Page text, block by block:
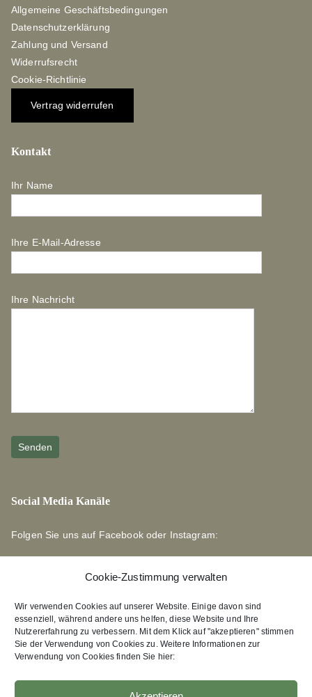
Cookie-Zustimmung verwalten
Wir verwenden Cookies auf unserer Website. Einige davon sind
essenziell, während andere uns helfen, diese Website und Ihre
Nutzererfahrung zu verbessern. Mit dem Klick auf "akzeptieren" stimmen
Sie der Verwendung von Cookies zu. Weitere Informationen zur
Verwendung von Cookies finden Sie hier:
Allgemeine Geschäftsbedingungen
Datenschutzerklärung
Zahlung und Versand
Widerrufsrecht
Cookie-Richtlinie
Vertrag widerrufen
Kontakt
Ihr Name
Ihre E-Mail-Adresse
Ihre Nachricht
Social Media Kanäle
Folgen Sie uns auf Facebook oder Instagram:
Links zu unseren Partnerverlagen
Edition Bärenklau